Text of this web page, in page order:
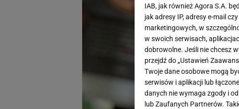
IAB, jak również Agora S.A.
jak adresy IP, adresy e-mail
marketingowych, w
w swoich serwisach,
dobrowolne. Jeśli nie chcesz
przejdź do „Ustawień
Twoje dane osobowe mogą
serwisów i aplikacji lub
danych nie wymaga zgody i
lub Zaufanych Partnerów.